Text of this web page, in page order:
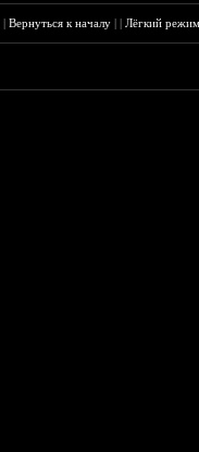
|Вернуться к началу ||Лёгкий